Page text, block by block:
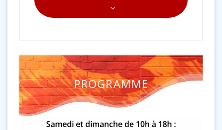
PROGRAMME
Samedi et dimanche de 10h à 18h :